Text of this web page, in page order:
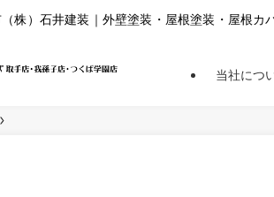
株）⽯井建装｜外壁塗装・屋根塗装・屋根カ
当社につ